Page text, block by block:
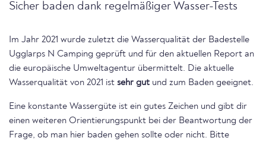
Sicher baden dank regelmäßiger Wasser-Tests
Im Jahr 2021 wurde zuletzt die Wasserqualität der Badestelle
Ugglarps N Camping geprüft und für den aktuellen Report an
die europäische Umweltagentur übermittelt. Die aktuelle
Wasserqualität von 2021 ist sehr gut und zum Baden geeignet.
Eine konstante Wassergüte ist ein gutes Zeichen und gibt dir
einen weiteren Orientierungspunkt bei der Beantwortung der
Frage, ob man hier baden gehen sollte oder nicht. Bitte